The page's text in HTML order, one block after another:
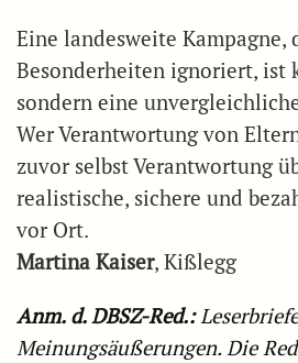
Eine landesweite Kampagne,
Besonderheiten ignoriert, ist
sondern eine
Wer Verantwortung von
zuvor selbst Verantwortung
realistische, sichere und
vor Ort.
Martina Kaiser, Kißlegg
Anm. d. DBSZ-Red.:
Meinungsäußerungen. Die